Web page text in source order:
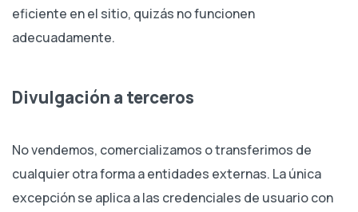
eficiente en el sitio, quizás no funcionen
adecuadamente.
Divulgación a terceros
No vendemos, comercializamos o transferimos de
cualquier otra forma a entidades externas. La única
excepción se aplica a las credenciales de usuario con